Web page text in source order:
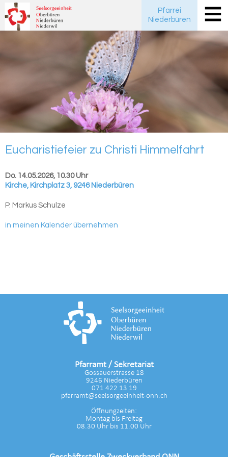
Pfarrei
Niederbüren
Eu­cha­ris­tie­fei­er zu Chris­ti Him­mel­fahrt
Do. 14.05.2026, 10.30 Uhr
Kirche, Kirchplatz 3, 9246 Niederbüren
P. Markus Schulze
in meinen Kalender übernehmen
Pfarramt / Sekretariat
Gossauerstrasse 18
9246 Niederbüren
071 422 13 19
pfarramt@seelsorgeeinheit-onn.ch
Öffnungzeiten:
Montag bis Freitag
08.30 Uhr bis 11.00 Uhr